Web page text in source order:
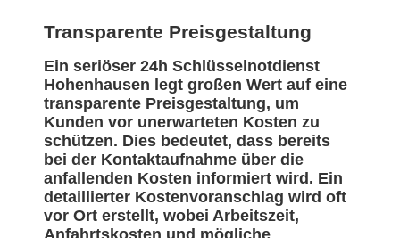
Transparente Preisgestaltung
Ein seriöser 24h Schlüsselnotdienst
Hohenhausen legt großen Wert auf eine
transparente Preisgestaltung, um
Kunden vor unerwarteten Kosten zu
schützen. Dies bedeutet, dass bereits
bei der Kontaktaufnahme über die
anfallenden Kosten informiert wird. Ein
detaillierter Kostenvoranschlag wird oft
vor Ort erstellt, wobei Arbeitszeit,